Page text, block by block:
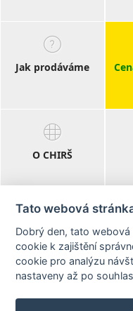
Jak prodáváme
O CHIRŠ
Blog
realitní články
Tato webová
Dobrý den, tato
cookie k zajištění
cookie pro analýzu
nastaveny až po